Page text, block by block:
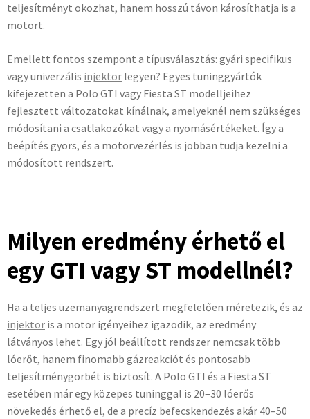
teljesítményt okozhat, hanem hosszú távon károsíthatja is a
motort.
Emellett fontos szempont a típusválasztás: gyári specifikus
vagy univerzális injektor legyen? Egyes tuninggyártók
kifejezetten a Polo GTI vagy Fiesta ST modelljeihez
fejlesztett változatokat kínálnak, amelyeknél nem szükséges
módosítani a csatlakozókat vagy a nyomásértékeket. Így a
beépítés gyors, és a motorvezérlés is jobban tudja kezelni a
módosított rendszert.
Milyen eredmény érhető el
egy GTI vagy ST modellnél?
Ha a teljes üzemanyagrendszert megfelelően méretezik, és az
injektor is a motor igényeihez igazodik, az eredmény
látványos lehet. Egy jól beállított rendszer nemcsak több
lóerőt, hanem finomabb gázreakciót és pontosabb
teljesítménygörbét is biztosít. A Polo GTI és a Fiesta ST
esetében már egy közepes tuninggal is 20–30 lóerős
növekedés érhető el, de a precíz befecskendezés akár 40–50